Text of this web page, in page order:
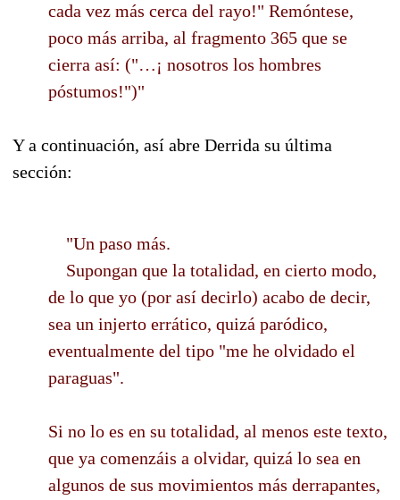
cada vez más cerca del rayo!" Remóntese,
poco más arriba, al fragmento 365 que se
cierra así: ("…¡ nosotros los hombres
póstumos!")"
Y a continuación, así abre Derrida su última
sección:
"Un paso más.
Supongan que la totalidad, en cierto modo,
de lo que yo (por así decirlo) acabo de decir,
sea un injerto errático, quizá paródico,
eventualmente del tipo "me he olvidado el
paraguas".
Si no lo es en su totalidad, al menos este texto,
que ya comenzáis a olvidar, quizá lo sea en
algunos de sus movimientos más derrapantes,